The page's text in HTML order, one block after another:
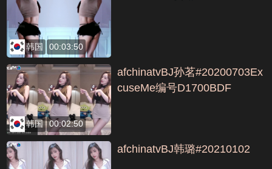
韩国 00:03:50
韩国 00:02:50
afchinatvBJ孙茗#20200703Ex
cuseMe编号D1700BDF
afchinatvBJ韩璐#20210102